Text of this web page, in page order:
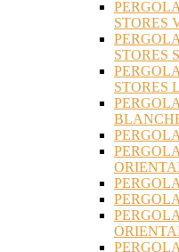
STORES
STORES
STORES